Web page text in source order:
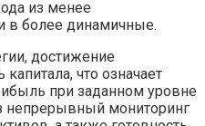
из менее
в более динамичные.
достижение
что означает
при заданном уровне
непрерывный мониторинг